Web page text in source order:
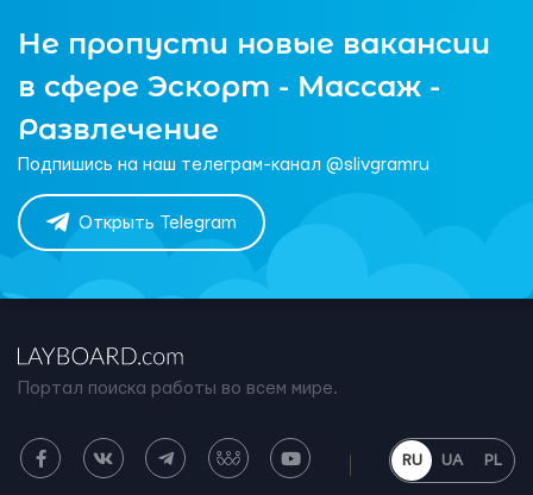
Не пропусти новые вакансии
в сфере Эскорт - Массаж -
Развлечение
Подпишись на наш телеграм-канал @slivgramru
Открыть Telegram
Портал поиска работы во всем мире.
RU UA PL